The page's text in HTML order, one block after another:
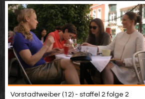
Vorstadtweiber (12) - staffel 2 folge 2